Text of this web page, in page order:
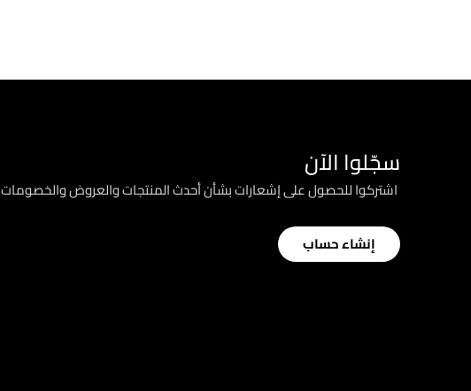
سجّلوا الآن
؜ اشتركوا للحصول على إشعارات بشأن أحدث المنتجات والعروض والخصومات
إنشاء حساب